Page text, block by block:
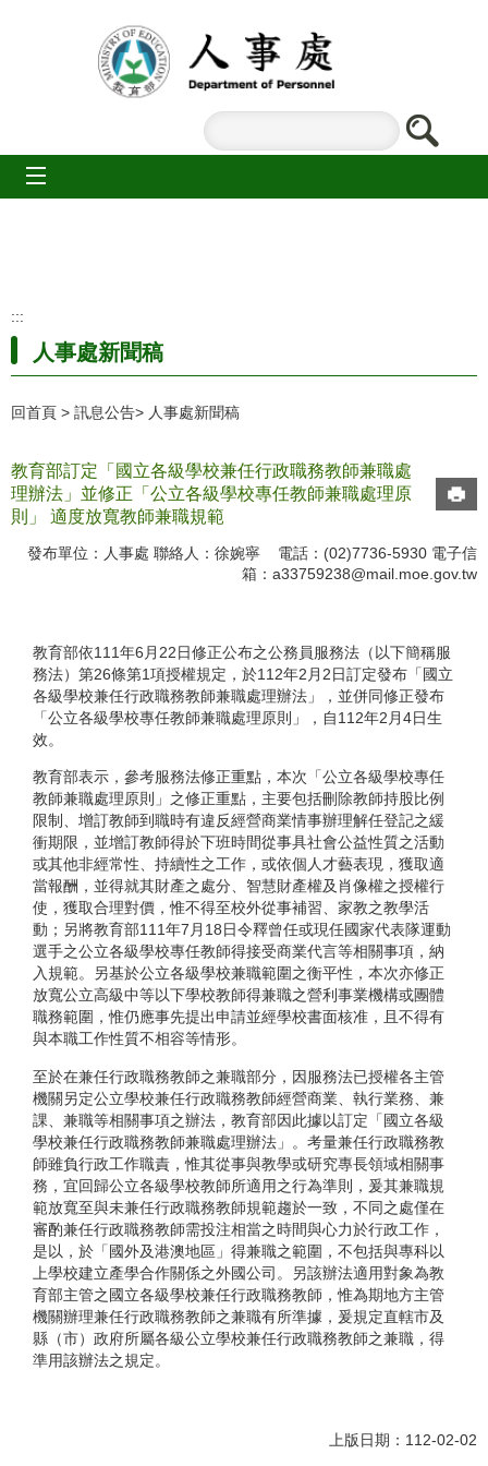
:::
人事處新聞稿
回首頁 訊息公告 人事處新聞稿
教育部訂定「國立各級學校兼任行政職務教師兼職處
理辦法」並修正「公立各級學校專任教師兼職處理原
則」 適度放寬教師兼職規範
發布單位：人事處 聯絡人：徐婉寧 電話：(02)7736-5930 電子信
箱： a33759238@mail.moe.gov.tw
教育部依111年6月22日修正公布之公務員服務法（以下簡稱服
務法）第26條第1項授權規定，於112年2月2日訂定發布「國立
各級學校兼任行政職務教師兼職處理辦法」，並併同修正發布
「公立各級學校專任教師兼職處理原則」，自112年2月4日生
效。
教育部表示，參考服務法修正重點，本次「公立各級學校專任
教師兼職處理原則」之修正重點，主要包括刪除教師持股比例
限制、增訂教師到職時有違反經營商業情事辦理解任登記之緩
衝期限，並增訂教師得於下班時間從事具社會公益性質之活動
或其他非經常性、持續性之工作，或依個人才藝表現，獲取適
當報酬，並得就其財產之處分、智慧財產權及肖像權之授權行
使，獲取合理對價，惟不得至校外從事補習、家教之教學活
動；另將教育部111年7月18日令釋曾任或現任國家代表隊運動
選手之公立各級學校專任教師得接受商業代言等相關事項，納
入規範。另基於公立各級學校兼職範圍之衡平性，本次亦修正
放寬公立高級中等以下學校教師得兼職之營利事業機構或團體
職務範圍，惟仍應事先提出申請並經學校書面核准，且不得有
與本職工作性質不相容等情形。
至於在兼任行政職務教師之兼職部分，因服務法已授權各主管
機關另定公立學校兼任行政職務教師經營商業、執行業務、兼
課、兼職等相關事項之辦法，教育部因此據以訂定「國立各級
學校兼任行政職務教師兼職處理辦法」。考量兼任行政職務教
師雖負行政工作職責，惟其從事與教學或研究專長領域相關事
務，宜回歸公立各級學校教師所適用之行為準則，爰其兼職規
範放寬至與未兼任行政職務教師規範趨於一致，不同之處僅在
審酌兼任行政職務教師需投注相當之時間與心力於行政工作，
是以，於「國外及港澳地區」得兼職之範圍，不包括與專科以
上學校建立產學合作關係之外國公司。另該辦法適用對象為教
育部主管之國立各級學校兼任行政職務教師，惟為期地方主管
機關辦理兼任行政職務教師之兼職有所準據，爰規定直轄市及
縣（市）政府所屬各級公立學校兼任行政職務教師之兼職，得
準用該辦法之規定。
上版日期：112-02-02